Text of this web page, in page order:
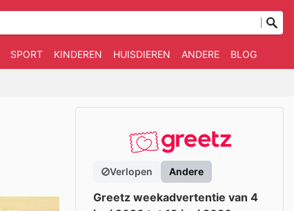
SPORT KINDEREN HUISDIEREN ANDERE BLOG
Verlopen Andere
Greetz weekadvertentie van 4